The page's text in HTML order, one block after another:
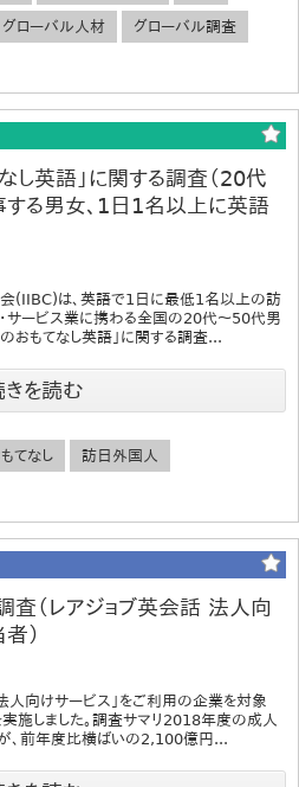
グローバル人材 グローバル調査
し英語」に関する調査（20代
る男女、1日1名以上に英語
会(IIBC)は、英語で1日に最低1名以上の訪
サービス業に携わる全国の20代～50代男
おもてなし英語」に関する調査...
きを読む
てなし 訪日外国人
（レアジョブ英会話 法人向
）
人向けサービス」をご利用の企業を対象
施しました。調査サマリ2018年度の成人
、前年度比横ばいの2,100億円...